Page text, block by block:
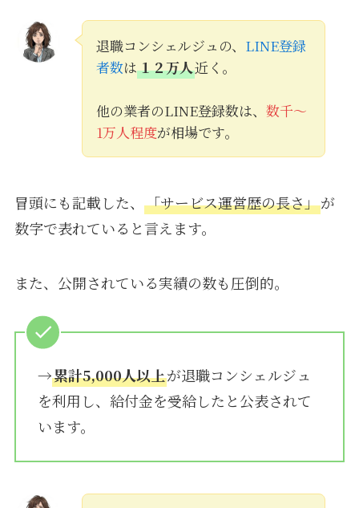
退職コンシェルジュの、 LINE登録
者数は１２万人近く。
他の業者のLINE登録数は、 数千〜
1万人程度が相場です。
冒頭にも記載した、 「サービス運営歴の長さ」が
数字で表れていると言えます。
また、公開されている実績の数も圧倒的。
→累計5,000人以上が退職コンシェルジュ
を利用し、給付金を受給したと公表されて
います。